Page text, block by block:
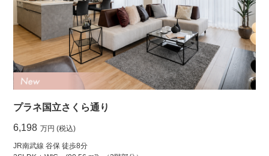
プラネ国立さくら通り
6,198 万円 (税込)
JR南武線 谷保 徒歩8分